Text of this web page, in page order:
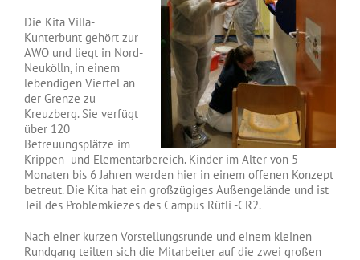
Die Kita Villa-
Kunterbunt gehört zur
AWO und liegt in Nord-
Neukölln, in einem
lebendigen Viertel an
der Grenze zu
Kreuzberg. Sie verfügt
über 120
Betreuungsplätze im
Krippen- und Elementarbereich. Kinder im Alter von 5
Monaten bis 6 Jahren werden hier in einem offenen Konzept
betreut. Die Kita hat ein großzügiges Außengelände und ist
Teil des Problemkiezes des Campus Rütli -CR2.
Nach einer kurzen Vorstellungsrunde und einem kleinen
Rundgang teilten sich die Mitarbeiter auf die zwei großen